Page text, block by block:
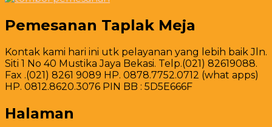
Pemesanan Taplak Meja
Kontak kami hari ini utk pelayanan yang lebih baik Jln.
Siti 1 No 40 Mustika Jaya Bekasi. Telp.(021) 82619088.
Fax .(021) 8261 9089 HP. 0878.7752.0712 (what apps)
HP. 0812.8620.3076 PIN BB : 5D5E666F
Halaman